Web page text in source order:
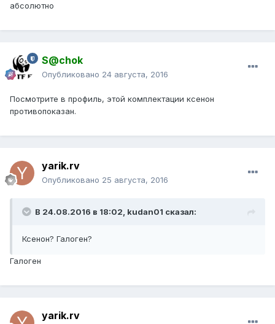
абсолютно
S@chok
Опубликовано 24 августа, 2016
Посмотрите в профиль, этой комплектации ксенон
противопоказан.
yarik.rv
Опубликовано 25 августа, 2016
В 24.08.2016 в 18:02, kudan01 сказал:
Ксенон? Галоген?
Галоген
yarik.rv